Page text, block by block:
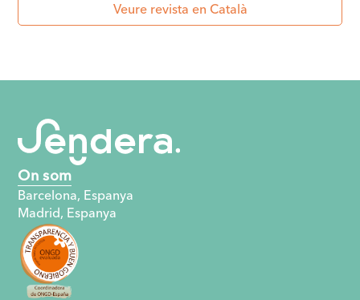
Veure revista en Català
On som
Barcelona, ​​Espanya
Madrid, Espanya